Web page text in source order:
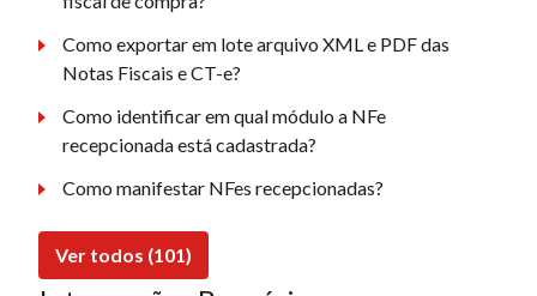
Como exportar em lote arquivo XML e PDF das
Notas Fiscais e CT-e?
Como identificar em qual módulo a NFe
recepcionada está cadastrada?
Como manifestar NFes recepcionadas?
Ver todos (101)